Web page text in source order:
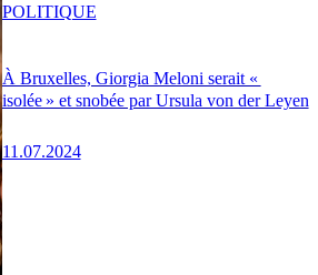
À Bruxelles, Giorgia Meloni serait «
isolée » et snobée par Ursula von der Leyen
11.07.2024
POLITIQUE